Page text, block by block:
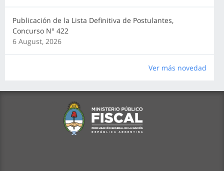
Publicación de la Lista Definitiva de Postulantes,
Concurso N° 422
6 August, 2026
Ver más novedad